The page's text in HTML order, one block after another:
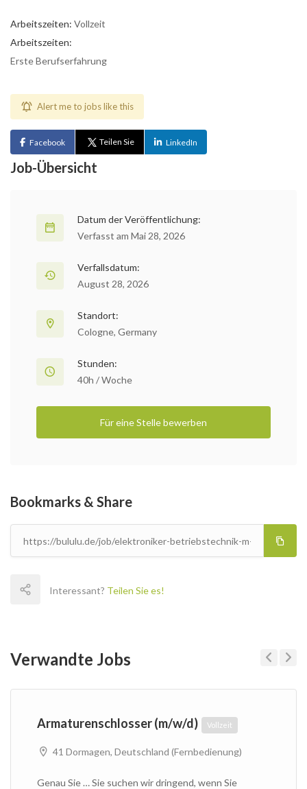
Arbeitszeiten: Vollzeit
Arbeitszeiten:
Erste Berufserfahrung
Alert me to jobs like this
Facebook Teilen Sie LinkedIn
Job-Übersicht
Datum der Veröffentlichung:
Verfasst am Mai 28, 2026
Verfallsdatum:
August 28, 2026
Standort:
Cologne, Germany
Stunden:
40h / Woche
Für eine Stelle bewerben
Bookmarks & Share
Interessant? Teilen Sie es!
Verwandte Jobs
Armaturenschlosser (m/w/d) Vollzeit
41 Dormagen, Deutschland (Fernbedienung)
Genau Sie … Sie suchen wir dringend, wenn Sie